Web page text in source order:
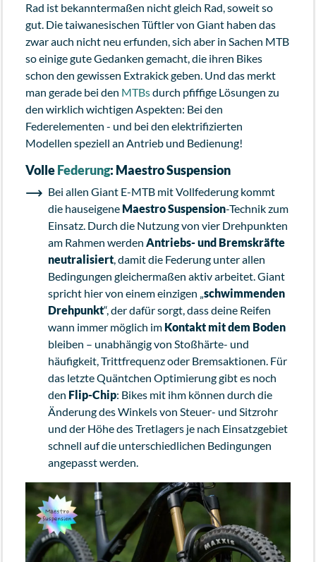
Rad ist bekanntermaßen nicht gleich Rad, soweit so
gut. Die taiwanesischen Tüftler von Giant haben das
zwar auch nicht neu erfunden, sich aber in Sachen MTB
so einige gute Gedanken gemacht, die ihren Bikes
schon den gewissen Extrakick geben. Und das merkt
man gerade bei den MTBsdurch pfiffige Lösungen zu
den wirklich wichtigen Aspekten: Bei den
Federelementen - und bei den elektrifizierten
Modellen speziell an Antrieb und Bedienung!
VolleFederung: Maestro Suspension
Bei allen Giant E-MTB mit Vollfederung kommt
die hauseigene Maestro Suspension-Technik zum
Einsatz. Durch die Nutzung von vier Drehpunkten
am Rahmen werden Antriebs- und Bremskräfte
neutralisiert, damit die Federung unter allen
Bedingungen gleichermaßen aktiv arbeitet. Giant
spricht hier von einem einzigen „schwimmenden
Drehpunkt“, der dafür sorgt, dass deine Reifen
wann immer möglich im Kontakt mit dem Boden
bleiben – unabhängig von Stoßhärte- und
häufigkeit, Trittfrequenz oder Bremsaktionen. Für
das letzte Quäntchen Optimierung gibt es noch
den Flip-Chip: Bikes mit ihm können durch die
Änderung des Winkels von Steuer- und Sitzrohr
und der Höhe des Tretlagers je nach Einsatzgebiet
schnell auf die unterschiedlichen Bedingungen
angepasst werden.